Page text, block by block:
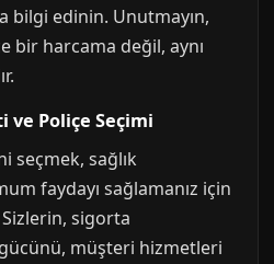
bilgi edinin. Unutmayın,
bir harcama değil, aynı
ve Poliçe Seçimi
seçmek, sağlık
faydayı sağlamanız için
sigorta
müşteri hizmetleri